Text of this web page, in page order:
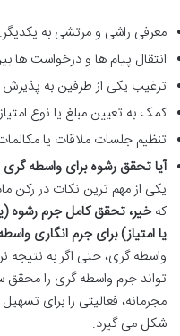
معرفی راشی و مرتشی به یکدیگر.
انتقال پیام ها و درخواست ها
ترغیب یکی از طرفین به
کمک به تعیین مبلغ یا نوع
تنظیم جلسات ملاقات یا
آیا تحقق رشوه برای واسطه گری
یکی از مهم ترین نکات در رکن
کهخیر، تحقق کامل جرم رشوه
یا امتیاز) برای جرم انگاری
واسطه گری، حتی اگر به نتیجه
تواند جرم واسطه گری را
مجرمانه، فعالیتی را برای
شکل می گیرد.